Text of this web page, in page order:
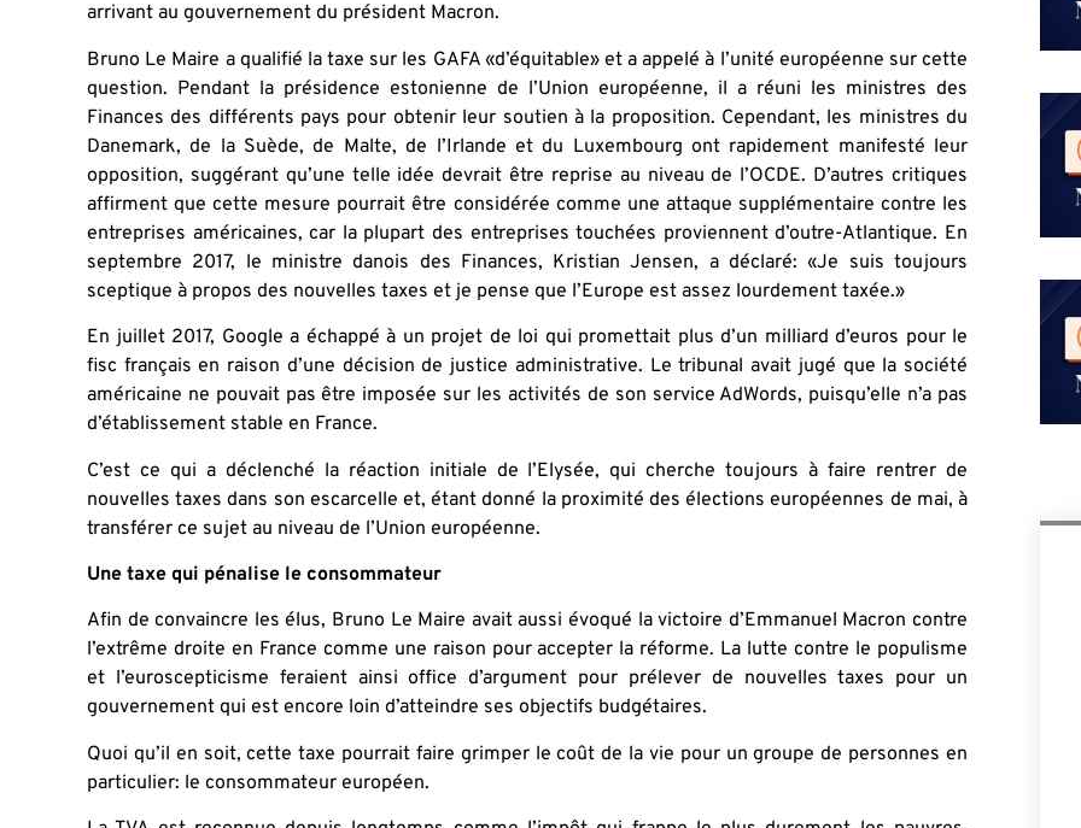
arrivant au gouvernement du président Macron.
Bruno Le Maire a qualifié la taxe sur les GAFA «d’équitable» et a appelé à l’unité européenne sur cette
question. Pendant la présidence estonienne de l’Union européenne, il a réuni les ministres des
Finances des différents pays pour obtenir leur soutien à la proposition. Cependant, les ministres du
Danemark, de la Suède, de Malte, de l’Irlande et du Luxembourg ont rapidement manifesté leur
opposition, suggérant qu’une telle idée devrait être reprise au niveau de l’OCDE. D’autres critiques
affirment que cette mesure pourrait être considérée comme une attaque supplémentaire contre les
entreprises américaines, car la plupart des entreprises touchées proviennent d’outre-Atlantique. En
septembre 2017, le ministre danois des Finances, Kristian Jensen, a déclaré: «Je suis toujours
sceptique à propos des nouvelles taxes et je pense que l’Europe est assez lourdement taxée.»
En juillet 2017, Google a échappé à un projet de loi qui promettait plus d’un milliard d’euros pour le
fisc français en raison d’une décision de justice administrative. Le tribunal avait jugé que la société
américaine ne pouvait pas être imposée sur les activités de son service AdWords, puisqu’elle n’a pas
d’établissement stable en France.
C’est ce qui a déclenché la réaction initiale de l’Elysée, qui cherche toujours à faire rentrer de
nouvelles taxes dans son escarcelle et, étant donné la proximité des élections européennes de mai, à
transférer ce sujet au niveau de l’Union européenne.
Une taxe qui pénalise le consommateur
Afin de convaincre les élus, Bruno Le Maire avait aussi évoqué la victoire d’Emmanuel Macron contre
l’extrême droite en France comme une raison pour accepter la réforme. La lutte contre le populisme
et l’euroscepticisme feraient ainsi office d’argument pour prélever de nouvelles taxes pour un
gouvernement qui est encore loin d’atteindre ses objectifs budgétaires.
Quoi qu’il en soit, cette taxe pourrait faire grimper le coût de la vie pour un groupe de personnes en
particulier: le consommateur européen.